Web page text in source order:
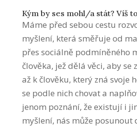
Kým by ses mohl/a stát? Víš
Máme před sebou cestu
myšlení, která směřuje od
přes sociálně podmíněného
člověka, jež dělá věci, aby
až k člověku, který zná svoje
se podle nich chovat a
jenom poznání, že existují i
myšlení, nás může posunout